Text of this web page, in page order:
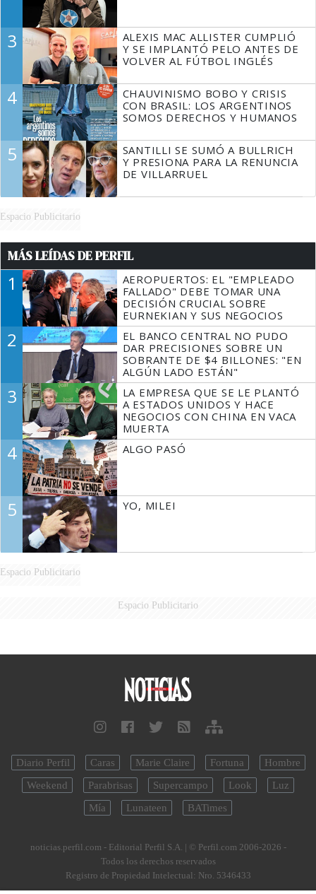
3
ALEXIS MAC ALLISTER CUMPLIÓ
Y SE IMPLANTÓ PELO ANTES DE
VOLVER AL FÚTBOL INGLÉS
4
CHAUVINISMO BOBO Y CRISIS
CON BRASIL: LOS ARGENTINOS
SOMOS DERECHOS Y HUMANOS
5
SANTILLI SE SUMÓ A BULLRICH
Y PRESIONA PARA LA RENUNCIA
DE VILLARRUEL
Espacio Publicitario
MÁS LEÍDAS DE PERFIL
1
AEROPUERTOS: EL "EMPLEADO
FALLADO" DEBE TOMAR UNA
DECISIÓN CRUCIAL SOBRE
EURNEKIAN Y SUS NEGOCIOS
2
EL BANCO CENTRAL NO PUDO
DAR PRECISIONES SOBRE UN
SOBRANTE DE $4 BILLONES: "EN
ALGÚN LADO ESTÁN"
3
LA EMPRESA QUE SE LE PLANTÓ
A ESTADOS UNIDOS Y HACE
NEGOCIOS CON CHINA EN VACA
MUERTA
4 ALGO PASÓ
5 YO, MILEI
Espacio Publicitario
Espacio Publicitario
Diario Perfil Caras Marie Claire Fortuna
Hombre
Weekend
Parabrisas Supercampo Look
Luz
Mía
Lunateen BATimes
noticias.perfil.com - Editorial Perfil S.A. | © Perfil.com 2006-2026 -
Todos los derechos reservados
Registro de Propiedad Intelectual: Nro. 5346433